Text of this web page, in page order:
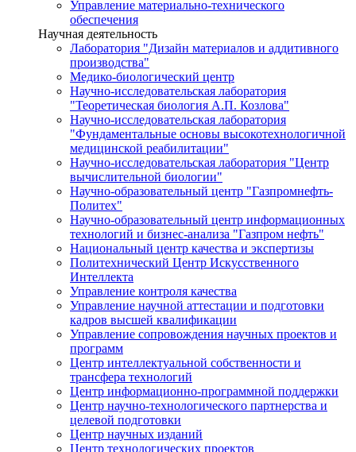
Управление материально-технического
обеспечения
Научная деятельность
Лаборатория "Дизайн материалов и аддитивного
производства"
Медико-биологический центр
Научно-исследовательская лаборатория
"Теоретическая биология А.П. Козлова"
Научно-исследовательская лаборатория
"Фундаментальные основы высокотехнологичной
медицинской реабилитации"
Научно-исследовательская лаборатория "Центр
вычислительной биологии"
Научно-образовательный центр "Газпромнефть-
Политех"
Научно-образовательный центр информационных
технологий и бизнес-анализа "Газпром нефть"
Национальный центр качества и экспертизы
Политехнический Центр Искусственного
Интеллекта
Управление контроля качества
Управление научной аттестации и подготовки
кадров высшей квалификации
Управление сопровождения научных проектов и
программ
Центр интеллектуальной собственности и
трансфера технологий
Центр информационно-программной поддержки
Центр научно-технологического партнерства и
целевой подготовки
Центр научных изданий
Центр технологических проектов